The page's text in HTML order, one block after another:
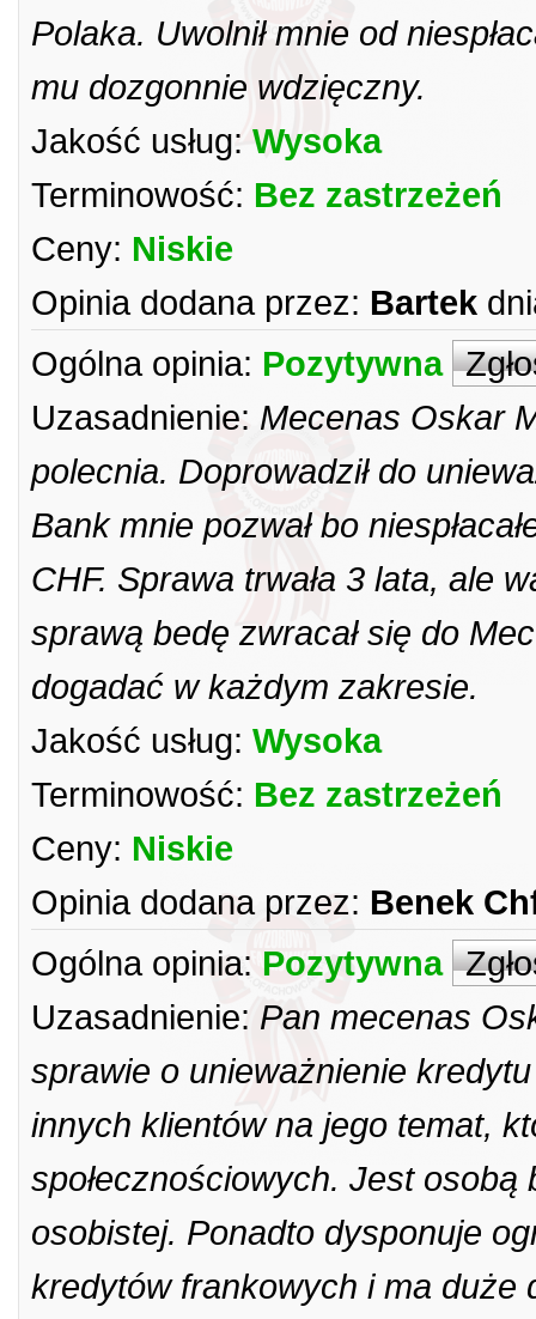
Polaka. Uwolnił mnie od
mu dozgonnie wdzięczny.
Jakość usług: Wysoka
Terminowość: Bez zastrzeżeń
Ceny: Niskie
Opinia dodana przez: Bartek
Ogólna opinia: Pozytywna
Uzasadnienie: Mecenas Oskar
polecnia. Doprowadził do
Bank mnie pozwał bo
CHF. Sprawa trwała 3 lata, ale
sprawą bedę zwracał się do
dogadać w każdym zakresie.
Jakość usług: Wysoka
Terminowość: Bez zastrzeżeń
Ceny: Niskie
Opinia dodana przez: Benek
Ogólna opinia: Pozytywna
Uzasadnienie: Pan mecenas
sprawie o unieważnienie
innych klientów na jego temat,
społecznościowych. Jest
osobistej. Ponadto dysponuje
kredytów frankowych i ma duże